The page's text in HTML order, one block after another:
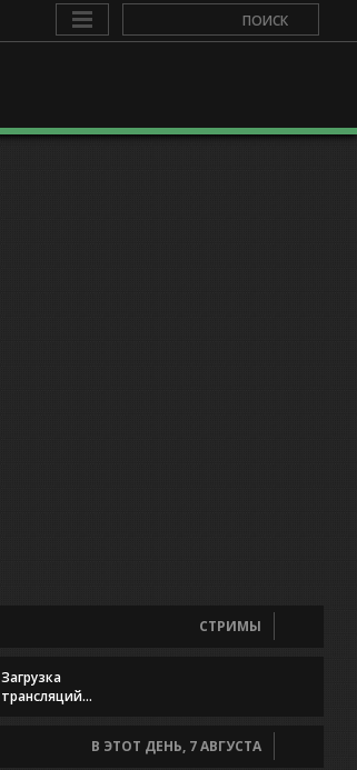
СТРИМЫ
Загрузка
трансляций...
В ЭТОТ ДЕНЬ, 7 АВГУСТА